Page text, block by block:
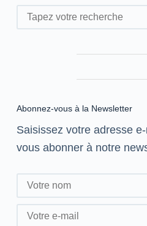
Rechercher
Abonnez-vous à la Newsletter
Saisissez votre adresse
vous abonner à notre